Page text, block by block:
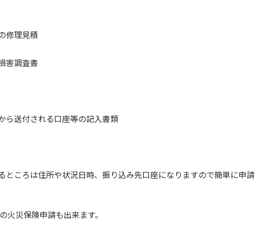
理見積
調査書
送付される口座等の記入書類
ころは住所や状況日時、振り込み先口座になりますので簡単に申請
災保険申請も出来ます。